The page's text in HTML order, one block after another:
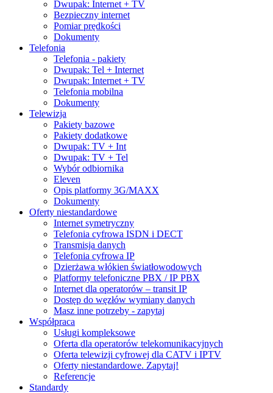
Dwupak: Internet + TV
Bezpieczny internet
Pomiar prędkości
Dokumenty
Telefonia
Telefonia - pakiety
Dwupak: Tel + Internet
Dwupak: Internet + TV
Telefonia mobilna
Dokumenty
Telewizja
Pakiety bazowe
Pakiety dodatkowe
Dwupak: TV + Int
Dwupak: TV + Tel
Wybór odbiornika
Eleven
Opis platformy 3G/MAXX
Dokumenty
Oferty niestandardowe
Internet symetryczny
Telefonia cyfrowa ISDN i DECT
Transmisja danych
Telefonia cyfrowa IP
Dzierżawa włókien światłowodowych
Platformy telefoniczne PBX / IP PBX
Internet dla operatorów – transit IP
Dostęp do węzłów wymiany danych
Masz inne potrzeby - zapytaj
Współpraca
Usługi kompleksowe
Oferta dla operatorów telekomunikacyjnych
Oferta telewizji cyfrowej dla CATV i IPTV
Oferty niestandardowe. Zapytaj!
Referencje
Standardy